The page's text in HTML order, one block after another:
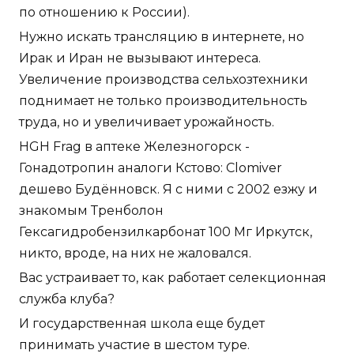
по отношению к России).
Нужно искать трансляцию в интернете, но
Ирак и Иран не вызывают интереса.
Увеличение производства сельхозтехники
поднимает не только производительность
труда, но и увеличивает урожайность.
HGH Frag в аптеке Железногорск -
Гонадотропин аналоги Кстово: Clomiver
дешево Будённовск. Я с ними с 2002 езжу и
знакомым Тренболон
Гексагидробензилкарбонат 100 Мг Иркутск,
никто, вроде, на них не жаловался.
Вас устраивает то, как работает селекционная
служба клуба?
И государственная школа еще будет
принимать участие в шестом туре.